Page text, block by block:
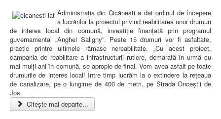
Administrația din Cicănești a dat ordinul de începere
a lucrărilor la proiectul privind reabilitarea unor drumuri
de interes local din comună, investiție finanțată prin programul
guvernamental „Anghel Saligny”. Peste 15 drumuri vor fi asfaltate,
practic printre ultimele rămase nereabilitate. „Cu acest proiect,
campania de reabilitare a infrastructurii rutiere, demarată în urmă cu
mai mulți ani în comună, se apropie de final. Vom avea asfalt pe toate
drumurile de interes local! Între timp lucrăm la o extindere la rețeaua
de canalizare, pe o lungime de 400 de metri, pe Strada Onceștii de
Jos.
Citește mai departe...